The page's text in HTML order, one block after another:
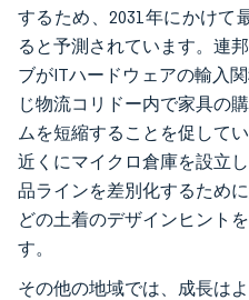
するため、2031年にかけて
ると予測されています。連
ブがITハードウェアの輸入
じ物流コリドー内で家具の
ムを短縮することを促して
近くにマイクロ倉庫を設立
品ラインを差別化するため
どの土着のデザインヒント
す。
その他の地域では、成長は